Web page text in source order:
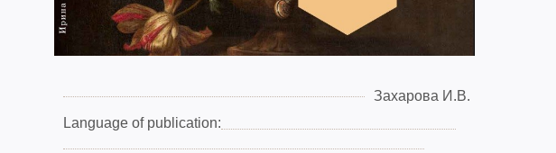
Захарова И.В.
Language of publication: